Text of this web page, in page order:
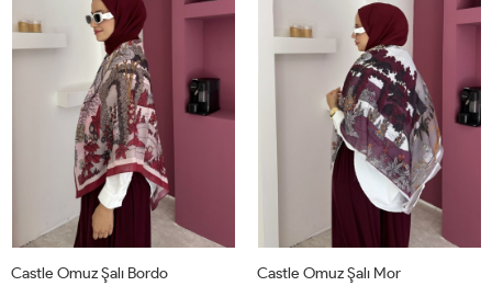
Castle Omuz Şalı Bordo Castle Omuz Şalı Mor